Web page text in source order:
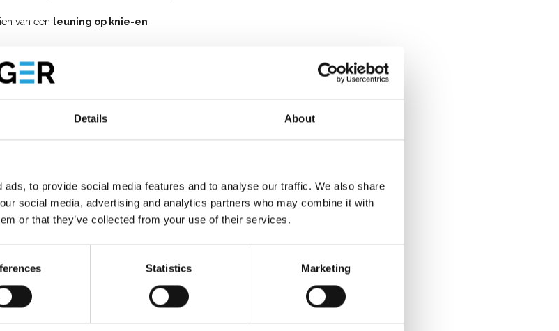
Details About
to provide social media features and to analyse our traffic. We also share
social media, advertising and analytics partners who may combine it with
or that they’ve collected from your use of their services.
Statistics Marketing
van een leuning op knie-en
op?
met voorloopleuning.